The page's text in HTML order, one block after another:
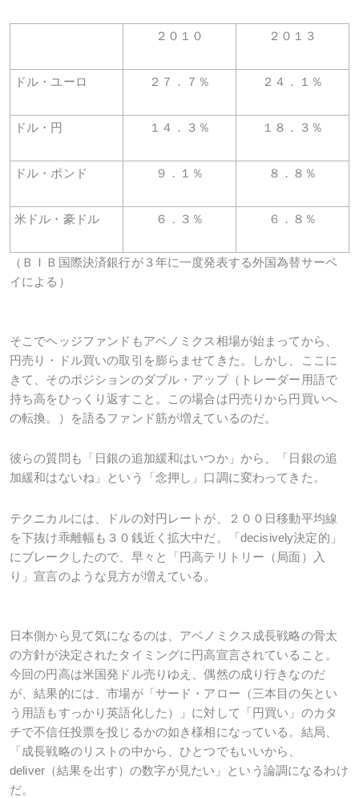
２０１０ ２０１３
ドル・ユーロ ２７．７％ ２４．１％
ドル・円 １４．３％ １８．３％
ドル・ポンド ９．１％ ８．８％
米ドル・豪ドル ６．３％ ６．８％
（ＢＩＢ国際決済銀行が３年に一度発表する外国為替サーベ
イによる）
そこでヘッジファンドもアベノミクス相場が始まってから、
円売り・ドル買いの取引を膨らませてきた。しかし、ここに
きて、そのポジションのダブル・アップ（トレーダー用語で
持ち高をひっくり返すこと。この場合は円売りから円買いへ
の転換。）を語るファンド筋が増えているのだ。
彼らの質問も「日銀の追加緩和はいつか」から、「日銀の追
加緩和はないね」という「念押し」口調に変わってきた。
テクニカルには、ドルの対円レートが、２００日移動平均線
を下抜け乖離幅も３０銭近く拡大中だ。「decisively決定的」
にブレークしたので、早々と「円高テリトリー（局面）入
り」宣言のような見方が増えている。
日本側から見て気になるのは、アベノミクス成長戦略の骨太
の方針が決定されたタイミングに円高宣言されていること。
今回の円高は米国発ドル売りゆえ、偶然の成り行きなのだ
が、結果的には、市場が「サード・アロー（三本目の矢とい
う用語もすっかり英語化した）」に対して「円買い」のカタ
チで不信任投票を投じるかの如き様相になっている。結局、
「成長戦略のリストの中から、ひとつでもいいから、
deliver（結果を出す）の数字が見たい」という論調になるわけ
だ。